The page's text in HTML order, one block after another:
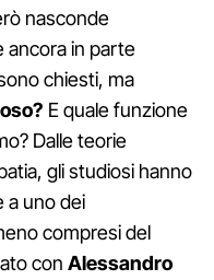
nasconde
ancora in parte
chiesti, ma
E quale funzione
Dalle teorie
gli studiosi hanno
a uno dei
compresi del
con Alessandro